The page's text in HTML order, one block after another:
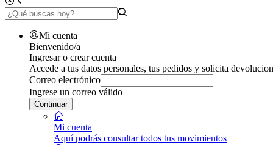
Mi cuenta
Bienvenido/a
Ingresar o crear cuenta
Accede a tus datos personales, tus pedidos y solicita
Correo electrónico
Ingrese un correo válido
Continuar
Mi cuenta
Aquí podrás consultar todos tus movimientos